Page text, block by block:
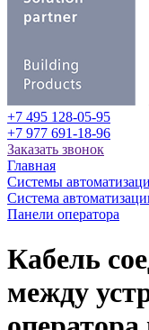
+7 495 128-05-95
+7 977 691-18-96
Заказать звонок
Главная
Системы
Система
Панели оператора
Кабель
между